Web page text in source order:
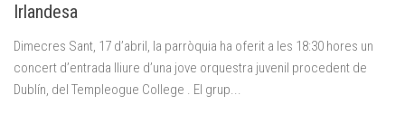
Irlandesa
Dimecres Sant, 17 d’abril, la parròquia ha oferit a les 18:30 hores un
concert d’entrada lliure d’una jove orquestra juvenil procedent de
Dublín, del Templeogue College . El grup...